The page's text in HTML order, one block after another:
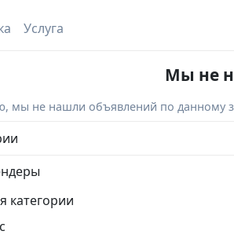
Услуга
Мы не
мы не нашли объявлений по данному
категории